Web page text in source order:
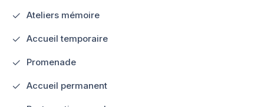
Ateliers mémoire
Accueil temporaire
Promenade
Accueil permanent